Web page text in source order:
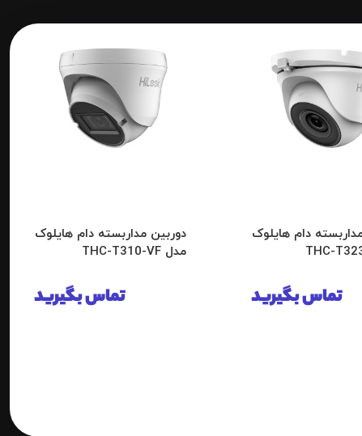
دام هایلوک
تماس بگیرید
دوربین مداربسته دام هایلوک
مدل THC-T310-VF
تماس بگیرید